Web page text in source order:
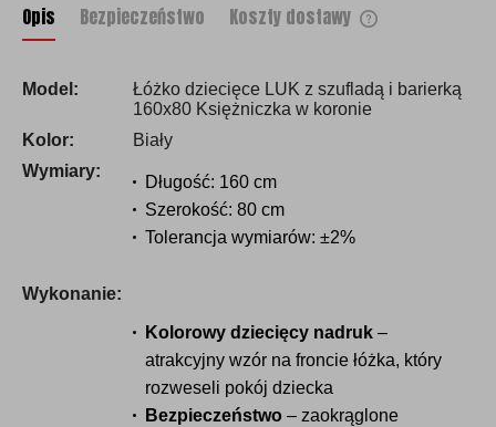
Opis Bezpieczeństwo Koszty dostawy
Model:
Łóżko dziecięce LUK z szufladą i barierką
160x80 Księżniczka w koronie
Kolor:
Biały
Wymiary:
Długość: 160 cm
Szerokość: 80 cm
Tolerancja wymiarów: ±2%
Wykonanie:
Kolorowy dziecięcy nadruk –
atrakcyjny wzór na froncie łóżka, który
rozweseli pokój dziecka
Bezpieczeństwo – zaokrąglone